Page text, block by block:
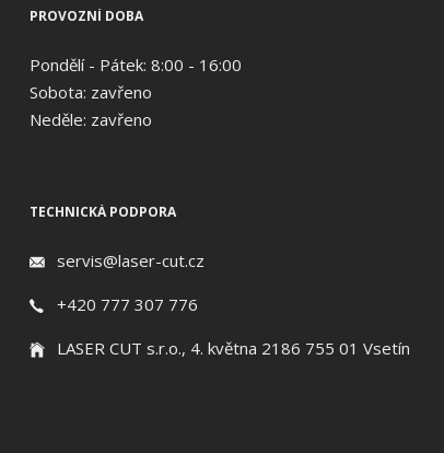
PROVOZNÍ DOBA
Pondělí - Pátek: 8:00 - 16:00
Sobota: zavřeno
Neděle: zavřeno
TECHNICKÁ PODPORA
servis@laser-cut.cz
+420 777 307 776
LASER CUT s.r.o., 4. května 2186 755 01 Vsetín